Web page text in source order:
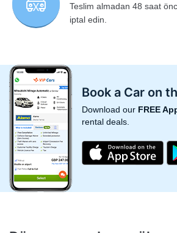
Teslim almadan 48 saat
iptal edin.
Book a Car on
Download our FREE
rental deals.